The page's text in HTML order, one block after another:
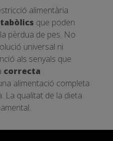
alimentària
que poden
pèrdua de pes. No
universal ni
als senyals que
correcta
alimentació completa
La qualitat de la dieta